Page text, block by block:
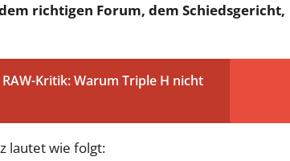
richtigen Forum, dem Schiedsgericht,
Kritik: Warum Triple H nicht
lautet wie folgt: